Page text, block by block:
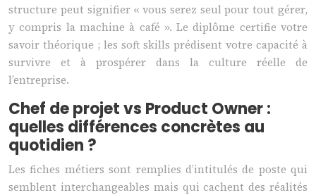
structure peut signifier « vous serez seul pour tout gérer,
y compris la machine à café ». Le diplôme certifie votre
savoir théorique ; les soft skills prédisent votre capacité à
survivre et à prospérer dans la culture réelle de
l’entreprise.
Chef de projet vs Product Owner :
quelles différences concrètes au
quotidien ?
Les fiches métiers sont remplies d’intitulés de poste qui
semblent interchangeables mais qui cachent des réalités